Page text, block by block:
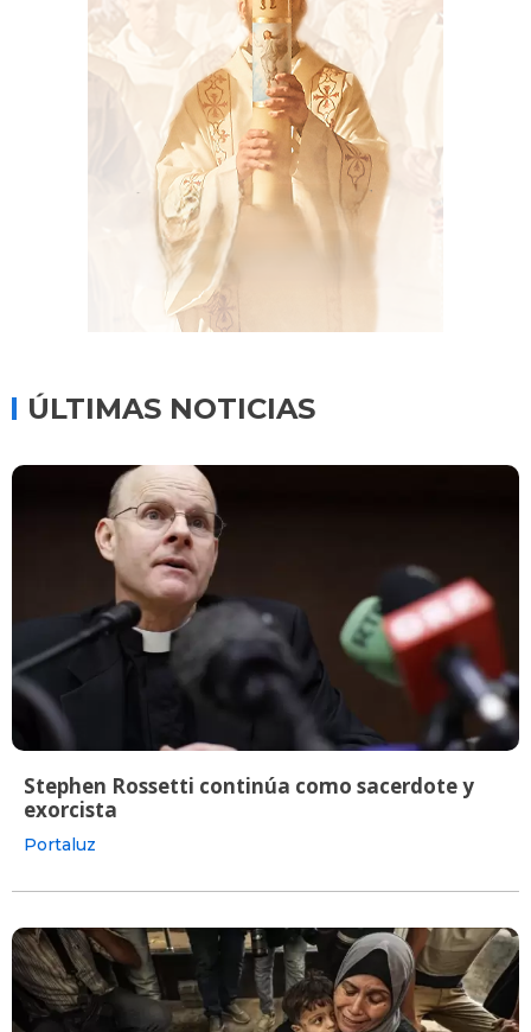
ÚLTIMAS NOTICIAS
Stephen Rossetti continúa como sacerdote y
exorcista
Portaluz